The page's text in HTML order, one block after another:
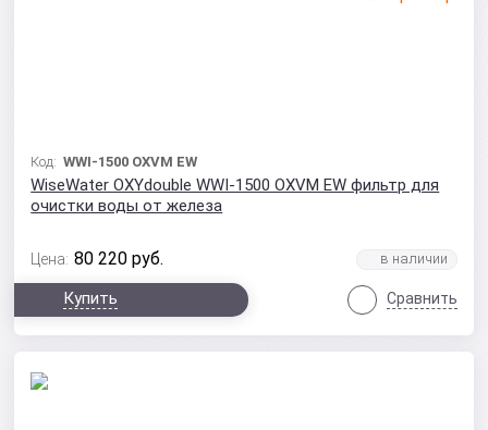
Код:WWI-1500 OXVM EW
WiseWater OXYdouble WWI-1500 OXVM EW фильтр для
очистки воды от железа
Цена: 80 220 руб.
Купить Сравнить